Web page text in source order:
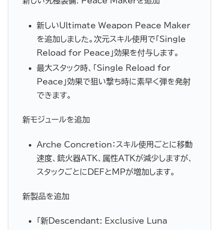
新しいUltimate Weapon Peace Maker
を追加しました。次元スキル使用で「Single
Reload for Peace」効果を付与します。
最大スタック時、「Single Reload for
Peace」効果で狙い撃ち時に素早く弾を発射
できます。
新モジュールを追加
Arche Concretion：スキル使用ごとに移動
速度、銃火器ATK、属性ATKが減少しますが、
スタックごとにDEFとMPが増加します。
新製品を追加
「新Descendant: Exclusive Luna